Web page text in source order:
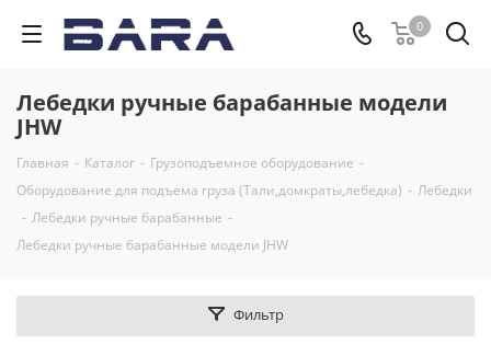
0
Лебедки ручные барабанные модели
JHW
Главная - Каталог - Грузоподъемное оборудование -
Оборудование для подъема груза (Тали,домкраты,лебедка) - Лебедки
- Лебедки ручные барабанные -
Лебедки ручные барабанные модели JHW
Фильтр